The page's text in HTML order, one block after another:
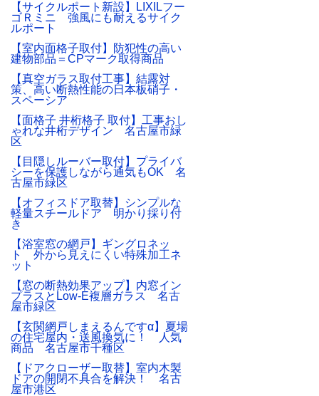
【サイクルポート新設】LIXILフー
ゴＲミニ 強風にも耐えるサイク
ルポート
【室内面格子取付】防犯性の高い
建物部品＝CPマーク取得商品
【真空ガラス取付工事】結露対
策、高い断熱性能の日本板硝子・
スペーシア
【面格子 井桁格子 取付】工事おし
ゃれな井桁デザイン 名古屋市緑
区
【目隠しルーバー取付】プライバ
シーを保護しながら通気もOK 名
古屋市緑区
【オフィスドア取替】シンプルな
軽量スチールドア 明かり採り付
き
【浴室窓の網戸】ギングロネッ
ト 外から見えにくい特殊加工ネ
ット
【窓の断熱効果アップ】内窓イン
プラスとLow-E複層ガラス 名古
屋市緑区
【玄関網戸しまえるんですα】夏場
の住宅屋内・送風換気に！ 人気
商品 名古屋市千種区
【ドアクローザー取替】室内木製
ドアの開閉不具合を解決！ 名古
屋市港区